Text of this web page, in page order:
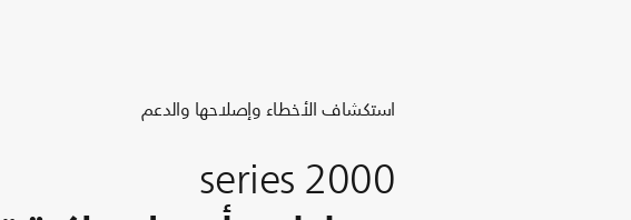
استكشاف الأخطاء وإصلاحها والدعم
2000 series